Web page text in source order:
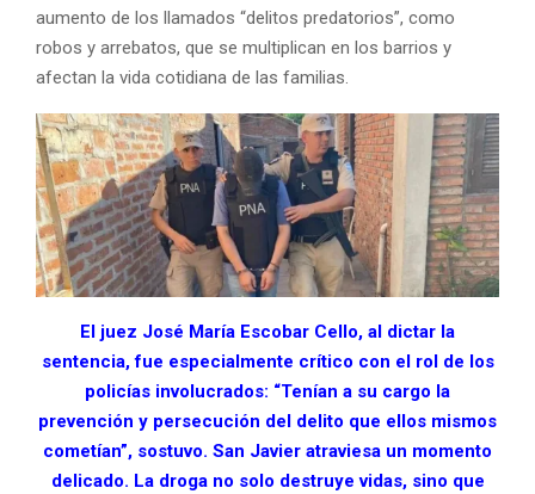
aumento de los llamados “delitos predatorios”, como
robos y arrebatos, que se multiplican en los barrios y
afectan la vida cotidiana de las familias.
El juez José María Escobar Cello, al dictar la
sentencia, fue especialmente crítico con el rol de los
policías involucrados: “Tenían a su cargo la
prevención y persecución del delito que ellos mismos
cometían”, sostuvo. San Javier atraviesa un momento
delicado. La droga no solo destruye vidas, sino que